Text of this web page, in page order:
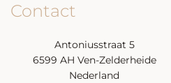
Contact
Antoniusstraat 5
6599 AH Ven-Zelderheide
Nederland